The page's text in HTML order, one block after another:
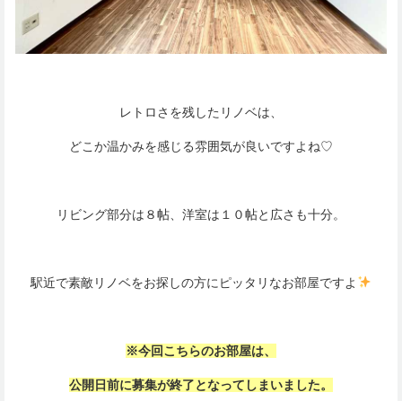
レトロさを残したリノベは、
どこか温かみを感じる雰囲気が良いですよね♡
リビング部分は８帖、洋室は１０帖と広さも十分。
駅近で素敵リノベをお探しの方にピッタリなお部屋ですよ
※今回こちらのお部屋は、
公開日前に募集が終了となってしまいました。